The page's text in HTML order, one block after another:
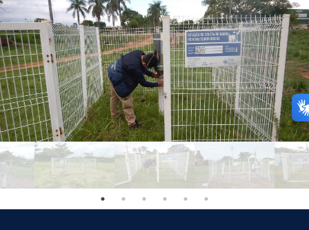
Procedimento técnico de manutenção de uma estação